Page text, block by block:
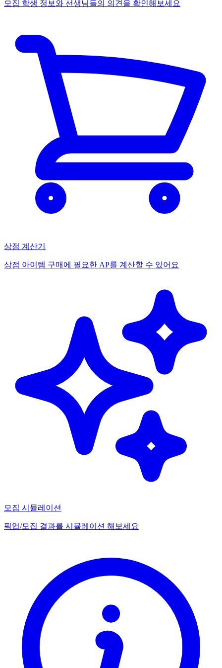
모집 학생 정보와 선생님들의 의견을 확인해보세요
상점 계산기
상점 아이템 구매에 필요한 AP를 계산할 수 있어요
모집 시뮬레이션
픽업/모집 결과를 시뮬레이션 해보세요